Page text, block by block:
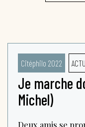
Citéphilo 2022
Je marche
Michel)
Deux amis se